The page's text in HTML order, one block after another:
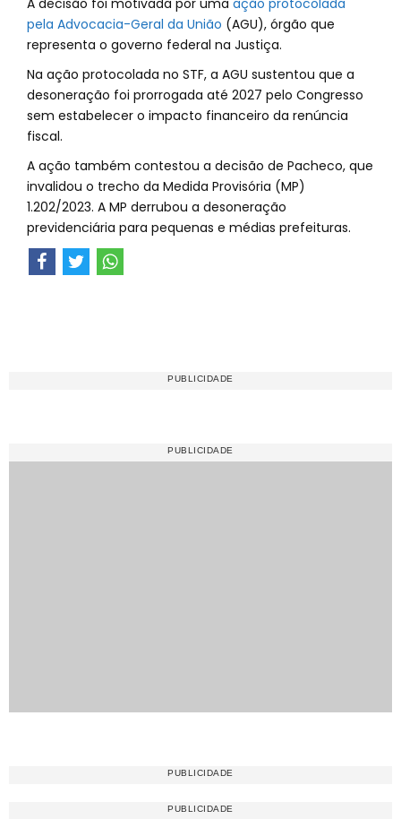
A decisão foi motivada por uma ação protocolada
pela Advocacia-Geral da União (AGU), órgão que
representa o governo federal na Justiça.
Na ação protocolada no STF, a AGU sustentou que a
desoneração foi prorrogada até 2027 pelo Congresso
sem estabelecer o impacto financeiro da renúncia
fiscal.
A ação também contestou a decisão de Pacheco, que
invalidou o trecho da Medida Provisória (MP)
1.202/2023. A MP derrubou a desoneração
previdenciária para pequenas e médias prefeituras.